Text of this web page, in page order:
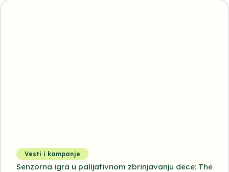
Vesti i kampanje
Senzorna igra u palijativnom zbrinjavanju dece: The